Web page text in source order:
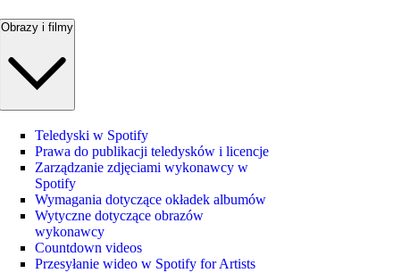
Obrazy i filmy
Teledyski w Spotify
Prawa do publikacji teledysków i licencje
Zarządzanie zdjęciami wykonawcy w
Spotify
Wymagania dotyczące okładek albumów
Wytyczne dotyczące obrazów
wykonawcy
Countdown videos
Przesyłanie wideo w Spotify for Artists